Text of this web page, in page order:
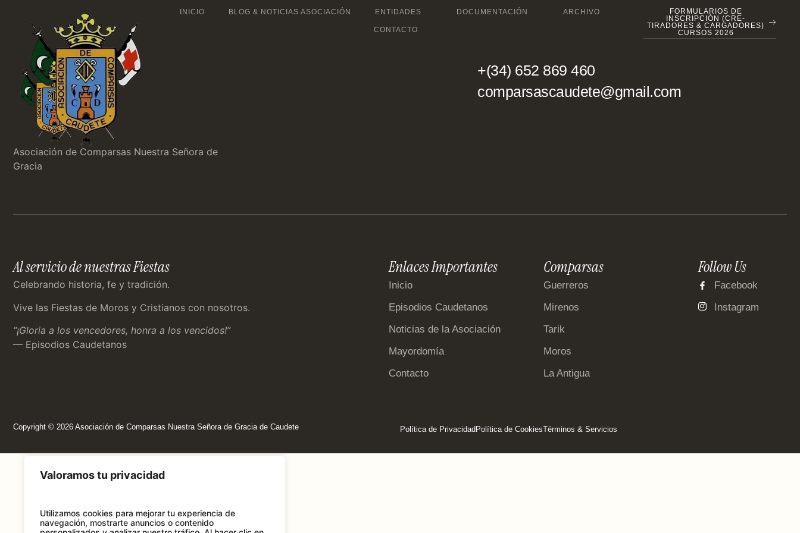
Valoramos tu privacidad
Utilizamos cookies para mejorar tu experiencia de
navegación, mostrarte anuncios o contenido
INICIO BLOG & NOTICIAS ASOCIACIÓN ENTIDADES DOCUMENTACIÓN ARCHIVO
CONTACTO
FORMULARIOS DE
INSCRIPCIÓN (CRE-
TIRADORES & CARGADORES)
CURSOS 2026
Asociación de Comparsas Nuestra Señora de
Gracia
+(34) 652 869 460
comparsascaudete@gmail.com
Al servicio de nuestras Fiestas
Celebrando historia, fe y tradición.
Vive las Fiestas de Moros y Cristianos con nosotros.
“¡Gloria a los vencedores, honra a los vencidos!”
— Episodios Caudetanos
Enlaces Importantes
Inicio
Episodios Caudetanos
Noticias de la Asociación
Mayordomía
Contacto
Comparsas
Guerreros
Mirenos
Tarik
Moros
La Antigua
Follow Us
Facebook
Instagram
Copyright © 2026 Asociación de Comparsas Nuestra Señora de Gracia de Caudete Política de Privacidad Política de CookiesTérminos & Servicios